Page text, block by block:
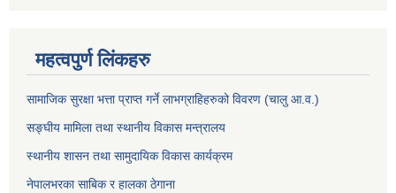
महत्वपुर्ण लिंकहरु
सामाजिक सुरक्षा भत्ता प्राप्त गर्ने लाभग्राहिहरुको विवरण (चालु आ.व.)
सङ्घीय मामिला तथा स्थानीय विकास मन्त्रालय
स्थानीय शासन तथा सामुदायिक विकास कार्यक्रम
नेपालभरका साबिक र हालका ठेगाना